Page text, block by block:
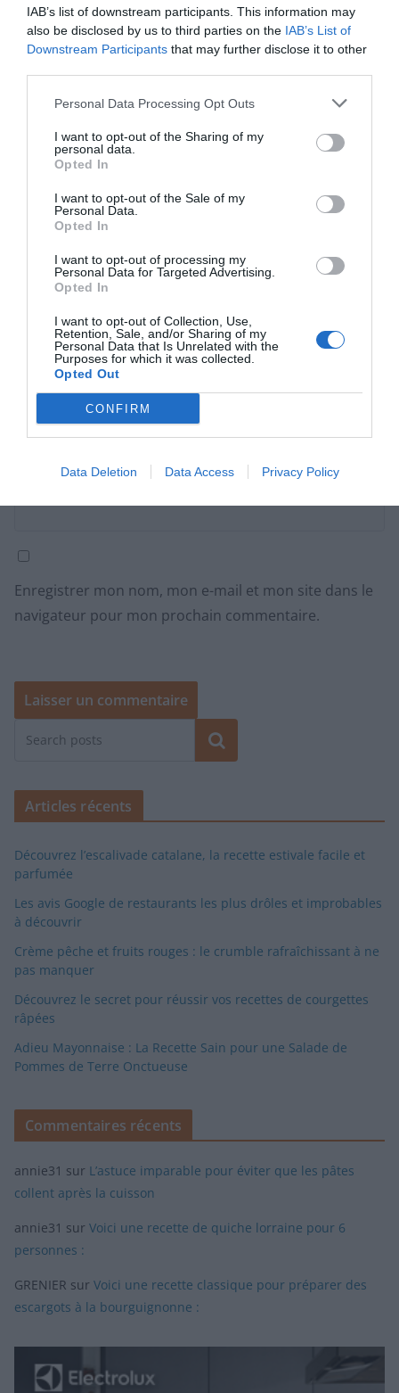
IAB’s list of downstream participants. This information may
also be disclosed by us to third parties on the IAB’s List of
Downstream Participants that may further disclose it to other
Personal Data Processing Opt Outs
I want to opt-out of the Sharing of my
personal data.
Opted In
I want to opt-out of the Sale of my
Personal Data.
Opted In
I want to opt-out of processing my
Personal Data for Targeted Advertising.
Opted In
I want to opt-out of Collection, Use,
Retention, Sale, and/or Sharing of my
Personal Data that Is Unrelated with the
Purposes for which it was collected.
Opted Out
CONFIRM
Data Deletion Data Access Privacy Policy
Commentaire*
*
Site web
Enregistrer mon nom, mon e-mail et mon site dans le
navigateur pour mon prochain commentaire.
Rechercher
Articles récents
Découvrez l’escalivade catalane, la recette estivale facile et
parfumée
Les avis Google de restaurants les plus drôles et improbables
à découvrir
Crème pêche et fruits rouges : le crumble rafraîchissant à ne
pas manquer
Découvrez le secret pour réussir vos recettes de courgettes
râpées
Adieu Mayonnaise : La Recette Sain pour une Salade de
Pommes de Terre Onctueuse
Commentaires récents
annie31 sur L’astuce imparable pour éviter que les pâtes
collent après la cuisson
annie31 sur Voici une recette de quiche lorraine pour 6
personnes :
GRENIER sur Voici une recette classique pour préparer des
escargots à la bourguignonne :